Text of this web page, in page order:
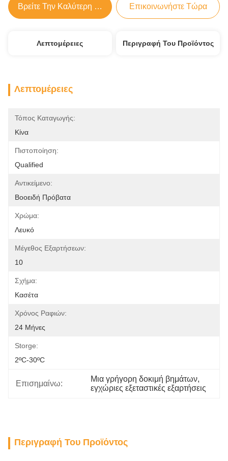
Βρείτε Την Καλύτερη Τιμή Επικοινωνήστε Τώρα
Λεπτομέρειες Περιγραφή Του Προϊόντος
Λεπτομέρειες
Τόπος Καταγωγής:
Κίνα
Πιστοποίηση:
Qualified
Αντικείμενο:
Βοοειδή Πρόβατα
Χρώμα:
Λευκό
Μέγεθος Εξαρτήσεων:
10
Σχήμα:
Κασέτα
Χρόνος Ραφιών:
24 Μήνες
Storge:
2ºC-30ºC
Επισημαίνω:
Μια γρήγορη δοκιμή βημάτων,
εγχώριες εξεταστικές εξαρτήσεις
Περιγραφή Του Προϊόντος